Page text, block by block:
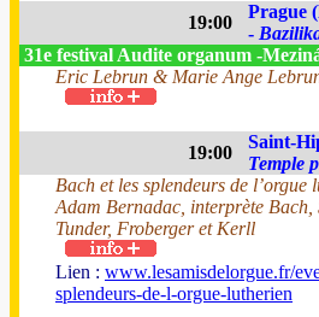
19:00
Prague
-
31e festival Audite organum -
Eric Lebrun & Marie Ange
19:00
Saint-
Temple
Bach et les splendeurs de l’orgue
Adam Bernadac, interprète Bach,
Tunder, Froberger et Kerll
Lien : www.lesamisdelorgue.fr/
splendeurs-de-l-orgue-lutherien